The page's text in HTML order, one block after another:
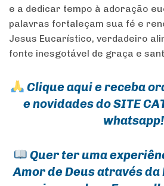
e a dedicar tempo à adoração
palavras fortaleçam sua fé e
Jesus Eucarístico, verdadeiro
fonte inesgotável de graça e
Clique aqui e receba
e novidades do SITE
whatsapp!
Quer ter uma
Amor de Deus através